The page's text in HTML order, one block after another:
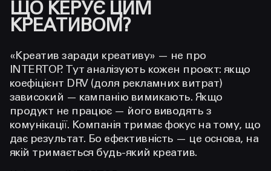
ЩО КЕРУЄ ЦИМ
КРЕАТИВОМ?
«Креатив заради креативу» — не про
INTERTOP. Тут аналізують кожен проєкт: якщо
коефіцієнт DRV (доля рекламних витрат)
зависокий — кампанію вимикають. Якщо
продукт не працює — його виводять з
комунікації. Компанія тримає фокус на тому, що
дає результат. Бо ефективність — це основа, на
якій тримається будь-який креатив.